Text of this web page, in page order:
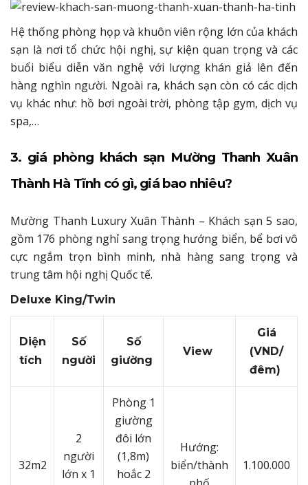
Hệ thống phòng họp và khuôn viên rộng lớn của khách
sạn là nơi tổ chức hội nghị, sự kiện quan trọng và các
buổi biểu diễn văn nghệ với lượng khán giả lên đến
hàng nghìn người. Ngoài ra, khách sạn còn có các dịch
vụ khác như: hồ bơi ngoài trời, phòng tập gym, dịch vụ
spa,…
3. giá phòng khách sạn Mường Thanh Xuân
Thành Hà Tĩnh có gì, giá bao nhiêu?
Mường Thanh Luxury Xuân Thành – Khách sạn 5 sao,
gồm 176 phòng nghỉ sang trọng hướng biển, bể bơi vô
cực ngắm trọn bình minh, nhà hàng sang trọng và
trung tâm hội nghị Quốc tế.
Deluxe King/Twin
Diện
tích
Số
người
Số
giường
View
Giá
(VND/
đêm)
32m2
2
người
lớn x 1
Phòng 1
giường
đôi lớn
(1,8m)
hoắc 2
Hướng:
biển/thành
1.100.000